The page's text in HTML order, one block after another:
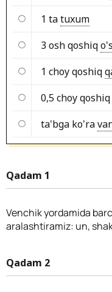
1 tatuxum
3 osh qoshiq
1 choy qoshiq
0,5 choy qoshiq
ta'bga ko'ra
Qadam 1
Venchik yordamida
aralashtiramiz: un,
Qadam 2